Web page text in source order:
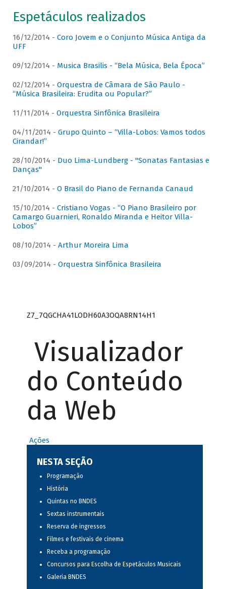
Espetáculos realizados
16/12/2014 - Coro Jovem e o Conjunto Música Antiga da
UFF
09/12/2014 - Musica Brasilis - “Bela Música, Bela Época”
02/12/2014 - Orquestra de Câmara de São Paulo -
“Música Brasileira: Erudita ou Popular?”
11/11/2014 - Orquestra Sinfônica Brasileira
04/11/2014 - Grupo Quinto – “Villa-Lobos: Vamos todos
Cirandar!”
28/10/2014 - Duo Lima-Lundberg - "Sonatas Fantasias e
Danças"
21/10/2014 - O Brasil do Piano de Fernanda Canaud
15/10/2014 - Cristiano Vogas - “O Piano Brasileiro por
Camargo Guarnieri, Ronaldo Miranda e Heitor Villa-
Lobos”
08/10/2014 - Arthur Moreira Lima
03/09/2014 - Orquestra Sinfônica Brasileira
Z7_7QGCHA41LODH60A3OQA8RN14H1
Visualizador
do Conteúdo
da Web
Ações
NESTA SEÇÃO
Programação
História
Quintas no BNDES
Sextas instrumentais
Reserva de ingressos
Filmes e festivais de cinema
Receba a programação
Concursos para Escolha de Espetáculos Musicais
Galeria BNDES